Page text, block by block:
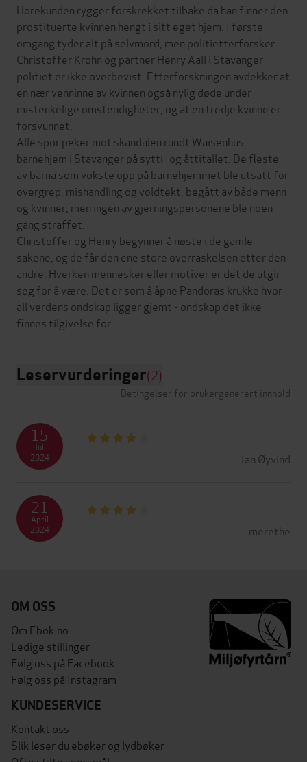
Horekunden rygger forskrekket tilbake da han finner den
prostituerte kvinnen hengt i sitt eget hjem. I første
omgang tyder alt på selvmord, men politietterforsker
Christoffer Krohn og partner Henry Aall i Stavanger-
politiet er ikke overbevist. Etterforskningen avdekker at
en nær venninne av kvinnen også nylig døde under
mistenkelige omstendigheter, og at en tredje kvinne er
forsvunnet.
Alle spor peker mot skandalen rundt Waisenhus
barnehjem i Stavanger på sytti- og åttitallet. De fleste
av barna som vokste opp på barnehjemmet ble utsatt for
overgrep, mishandling og voldtekt, begått av både menn
og kvinner, men ingen av gjerningspersonene ble noen
gang straffet.
Christoffer og Henry begynner å nøste i de gamle
sakene, og de får den ene store overraskelsen etter den
andre. Hverken mennesker eller motiver er det de utgir
seg for å være. Det er som å åpne Pandoras krukke hvor
all verdens ondskap ligger gjemt - ondskap det ikke
Leservurderinger(2)
Betingelser for brukergenerert innhold
Jan Øyvind
15
Juli
2024
merethe
21
April
2024
OM OSS
Om Ebok.no
Ledige stillinger
Følg oss på Facebook
Følg oss på Instagram
KUNDESERVICE
Kontakt oss
Slik leser du ebøker og lydbøker